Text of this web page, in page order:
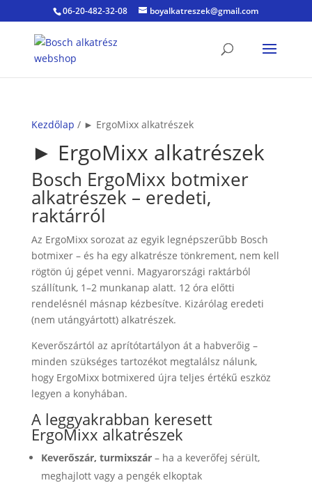
06-20-482-32-08 boyalkatreszek@gmail.com
Kezdőlap / ► ErgoMixx alkatrészek
► ErgoMixx alkatrészek
Bosch ErgoMixx botmixer
alkatrészek – eredeti,
raktárról
Az ErgoMixx sorozat az egyik legnépszerűbb Bosch
botmixer – és ha egy alkatrésze tönkrement, nem kell
rögtön új gépet venni. Magyarországi raktárból
szállítunk, 1–2 munkanap alatt. 12 óra előtti
rendelésnél másnap kézbesítve. Kizárólag eredeti
(nem utángyártott) alkatrészek.
Keverőszártól az aprítótartályon át a habverőig –
minden szükséges tartozékot megtalálsz nálunk,
hogy ErgoMixx botmixered újra teljes értékű eszköz
legyen a konyhában.
A leggyakrabban keresett
ErgoMixx alkatrészek
Keverőszár, turmixszár– ha a keverőfej sérült,
meghajlott vagy a pengék elkoptak